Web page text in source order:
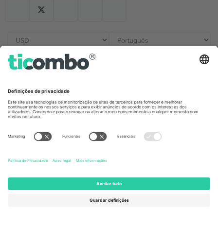
Germany
Unter den Linden 24, 10117
Berlin, Germany
167 City Road, London, Greater
131 Continental Dr, Suite 305,